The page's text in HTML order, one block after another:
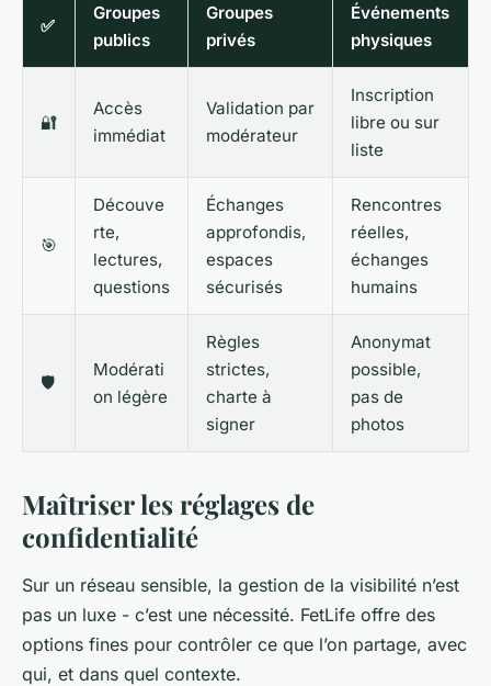
✅
Groupes
publics
Groupes
privés
Événements
physiques
🔐
Accès
immédiat
Validation par
modérateur
Inscription
libre ou sur
liste
🎯
Découve
rte,
lectures,
questions
Échanges
approfondis,
espaces
sécurisés
Rencontres
réelles,
échanges
humains
🛡️
Modérati
on légère
Règles
strictes,
charte à
signer
Anonymat
possible,
pas de
photos
Maîtriser les réglages de
confidentialité
Sur un réseau sensible, la gestion de la visibilité n’est
pas un luxe - c’est une nécessité. FetLife offre des
options fines pour contrôler ce que l’on partage, avec
qui, et dans quel contexte.